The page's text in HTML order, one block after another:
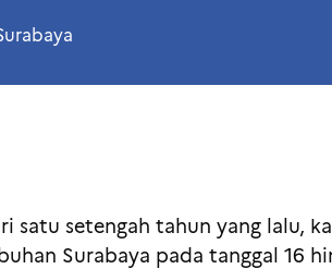
satu setengah tahun yang lalu,
Surabaya pada tanggal 16